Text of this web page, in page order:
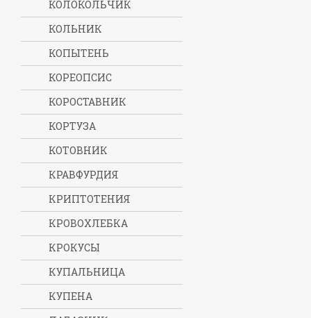
КОЛОКОЛЬЧИК
КОЛЬНИК
КОПЫТЕНЬ
КОРЕОПСИС
КОРОСТАВНИК
КОРТУЗА
КОТОВНИК
КРАВФУРДИЯ
КРИПТОТЕНИЯ
КРОВОХЛЕБКА
КРОКУСЫ
КУПАЛЬНИЦА
КУПЕНА